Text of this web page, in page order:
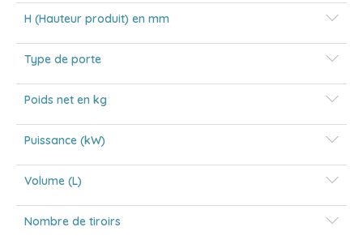
H (Hauteur produit) en mm
Type de porte
Poids net en kg
Puissance (kW)
Volume (L)
Nombre de tiroirs